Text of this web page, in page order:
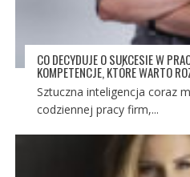
CO DECYDUJE O SUKCESIE W
KOMPETENCJE, KTÓRE WARTO
Sztuczna inteligencja coraz
codziennej pracy firm,...